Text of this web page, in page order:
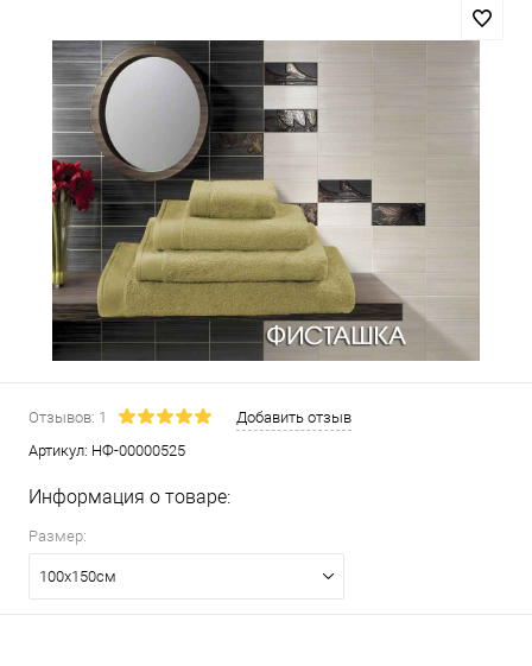
Отзывов: 1
Добавить отзыв
Артикул: НФ-00000525
Информация о товаре:
Размер:
100х150см